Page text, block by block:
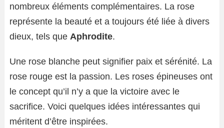
nombreux éléments complémentaires. La rose
représente la beauté et a toujours été liée à divers
dieux, tels que Aphrodite.
Une rose blanche peut signifier paix et sérénité. La
rose rouge est la passion. Les roses épineuses ont
le concept qu’il n’y a que la victoire avec le
sacrifice. Voici quelques idées intéressantes qui
méritent d’être inspirées.